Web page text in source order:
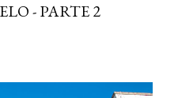
- PARTE 2